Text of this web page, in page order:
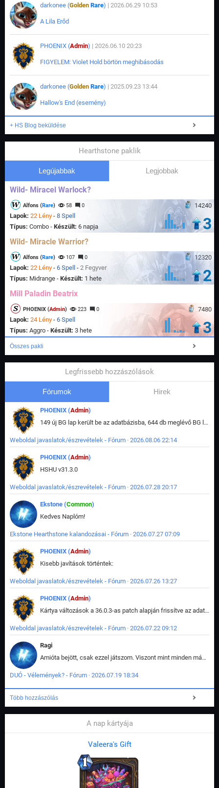
darkonee (Golden Rare) | 2026.06.29 10:53
A Lila Erőd
PHOENIX (Admin) | 2026.06.10 20:23
FIGYELEM: Violet Hold börtön meghibásodás
darkonee (Golden Rare) | 2025.09.23 13:44
Hallow's End (esemény)
+ HS Blog beküldése
Hearthstone paklik
Legújabbak Legjobbak
Wild- Miracel Warlock?
14240
Alfons (Rare) 58 0
Lapok: 22 Lény - 8 Spell
Típus: Combo - Készült: 6 napja 3
Wild- Miracle Warrior?
12320
Alfons (Rare) 107 0
Lapok: 22 Lény - 6 Spell - 2 Fegyver
Típus: Midrange - Készült: 1 hete 2
Mill Paladin Beatrix
7480
PHOENIX (Admin) 223 0
Lapok: 24 Lény - 6 Spell
Típus: Aggro - Készült: 3 hete 3
Összes pakli
Legfrissebb hozzászólások
Fórumok Hirek
PHOENIX (Admin)
149 új BG lap került be az adatbázisba, 644 db meglévő BG lap módosult, bekerültek az új képek a megváltozott lapokhoz is.
Weboldal javaslatok/észrevételek - Fórum · 2026.08.06 22:14
PHOENIX (Admin)
HSHU v31.3.0
Weboldal javaslatok/észrevételek - Fórum · 2026.07.28 20:17
Ekstone (Common)
Kedves Naplóm!
Ekstone Hearthstone kalandozásai - Fórum · 2026.07.27 07:09
PHOENIX (Admin)
Kisebb javítások történtek:
Weboldal javaslatok/észrevételek - Fórum · 2026.07.26 13:27
PHOENIX (Admin)
Kártya változások a 36.0.3-as patch alapján frissítve az adatbázisban (képek is cserélve).
Weboldal javaslatok/észrevételek - Fórum · 2026.07.22 09:12
Ragi
Amióta bejött, csak ezzel játszom. Viszont mint minden más - akár az alapjáték is, ez is baromira összetett lett. Néha már pár kör után is esélytelen az egész. Vagy irreállisan túltápol valaki, vagy lelép a partner, vagy csak hülye mint a segg. És amikor eljönne az én időm, na akkor jön el mindenki másé is. Engem jobban érdekelne, hogy ki milyen ratingen szokott játszani. Na ez lenne egy érdekes adat.
DUÓ - Vélemények? - Fórum · 2026.07.19 18:34
Több hozzászólás
A nap kártyája
Valeera's Gift